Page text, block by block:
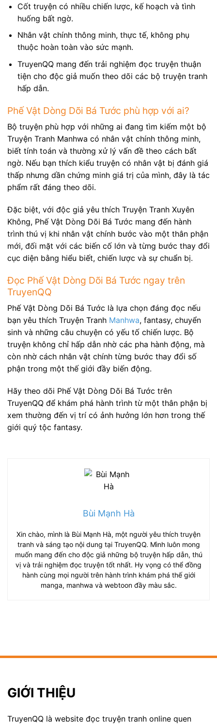
Cốt truyện có nhiều chiến lược, kế hoạch và tình
huống bất ngờ.
Nhân vật chính thông minh, thực tế, không phụ
thuộc hoàn toàn vào sức mạnh.
TruyenQQ mang đến trải nghiệm đọc truyện thuận
tiện cho độc giả muốn theo dõi các bộ truyện tranh
hấp dẫn.
Phế Vật Dòng Dõi Bá Tước phù hợp với ai?
Bộ truyện phù hợp với những ai đang tìm kiếm một bộ
Truyện Tranh Manhwa có nhân vật chính thông minh,
biết tính toán và thường xử lý vấn đề theo cách bất
ngờ. Nếu bạn thích kiểu truyện có nhân vật bị đánh giá
thấp nhưng dần chứng minh giá trị của mình, đây là tác
phẩm rất đáng theo dõi.
Đặc biệt, với độc giả yêu thích Truyện Tranh Xuyên
Không, Phế Vật Dòng Dõi Bá Tước mang đến hành
trình thú vị khi nhân vật chính bước vào một thân phận
mới, đối mặt với các biến cố lớn và từng bước thay đổi
cục diện bằng hiểu biết, chiến lược và sự chuẩn bị.
Đọc Phế Vật Dòng Dõi Bá Tước ngay trên
TruyenQQ
Phế Vật Dòng Dõi Bá Tước là lựa chọn đáng đọc nếu
bạn yêu thích Truyện Tranh Manhwa, fantasy, chuyển
sinh và những câu chuyện có yếu tố chiến lược. Bộ
truyện không chỉ hấp dẫn nhờ các pha hành động, mà
còn nhờ cách nhân vật chính từng bước thay đổi số
phận trong một thế giới đầy biến động.
Hãy theo dõi Phế Vật Dòng Dõi Bá Tước trên
TruyenQQ để khám phá hành trình từ một thân phận bị
xem thường đến vị trí có ảnh hưởng lớn hơn trong thế
giới quý tộc fantasy.
Bùi Mạnh Hà
Xin chào, mình là Bùi Mạnh Hà, một người yêu thích truyện
tranh và sáng tạo nội dung tại TruyenQQ. Mình luôn mong
muốn mang đến cho độc giả những bộ truyện hấp dẫn, thú
vị và trải nghiệm đọc truyện tốt nhất. Hy vọng có thể đồng
hành cùng mọi người trên hành trình khám phá thế giới
manga, manhwa và webtoon đầy màu sắc.
GIỚI THIỆU
TruyenQQ là website đọc truyện tranh online quen